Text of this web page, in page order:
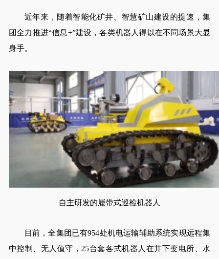
近年来，随着智能化矿井、智慧矿山建设的提速，集
团全力推进“信息+”建设，各类机器人得以在不同场景大显
身手。
自主研发的履带式巡检机器人
目前，全集团已有954处机电运输辅助系统实现远程集
中控制、无人值守，25台套各式机器人在井下变电所、水